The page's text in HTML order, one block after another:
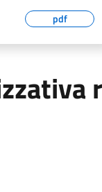
pdf